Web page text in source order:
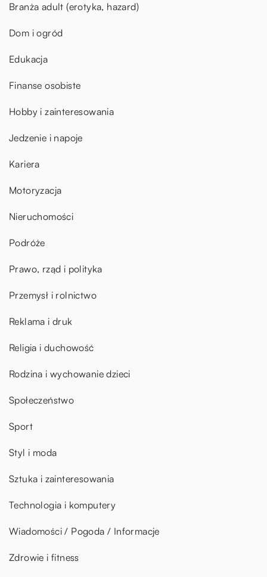
Branża adult (erotyka, hazard)
Dom i ogród
Edukacja
Finanse osobiste
Hobby i zainteresowania
Jedzenie i napoje
Kariera
Motoryzacja
Nieruchomości
Podróże
Prawo, rząd i polityka
Przemysł i rolnictwo
Reklama i druk
Religia i duchowość
Rodzina i wychowanie dzieci
Społeczeństwo
Sport
Styl i moda
Sztuka i zainteresowania
Technologia i komputery
Wiadomości / Pogoda / Informacje
Zdrowie i fitness